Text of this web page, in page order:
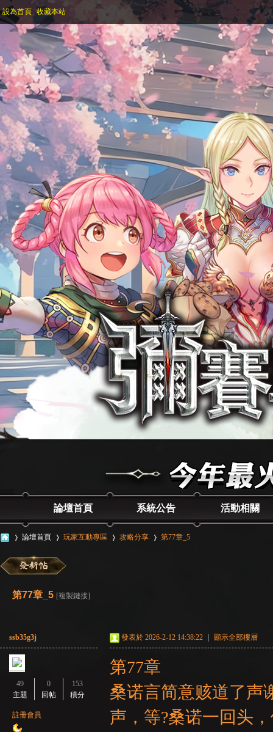
設為首頁 收藏本站
論壇首頁 系統公告 活動相關
»
論壇首頁
›
玩家互動專區 攻略分享 第77章_5
第77章_5 [複製鏈接]
ssb35g3j
49
主題
0
回帖
153
積分
註冊會員
發表於 2026-2-12 14:38:22 顯示全部樓層
第77章
桑诺言简意赅道了声
声，等?桑诺一回头